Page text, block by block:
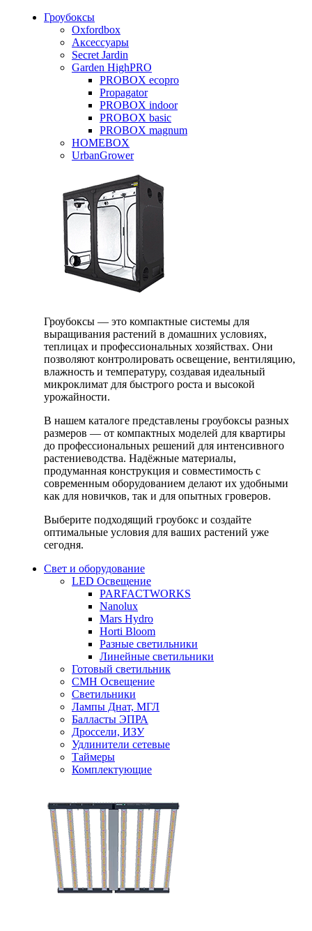
Гроубоксы
Oxfordbox
Аксессуары
Secret Jardin
Garden HighPRO
PROBOX ecopro
Propagator
PROBOX indoor
PROBOX basic
PROBOX magnum
HOMEBOX
UrbanGrower
Гроубоксы — это компактные системы для
выращивания растений в домашних условиях,
теплицах и профессиональных хозяйствах. Они
позволяют контролировать освещение, вентиляцию,
влажность и температуру, создавая идеальный
микроклимат для быстрого роста и высокой
урожайности.
В нашем каталоге представлены гроубоксы разных
размеров — от компактных моделей для квартиры
до профессиональных решений для интенсивного
растениеводства. Надёжные материалы,
продуманная конструкция и совместимость с
современным оборудованием делают их удобными
как для новичков, так и для опытных гроверов.
Выберите подходящий гроубокс и создайте
оптимальные условия для ваших растений уже
сегодня.
Свет и оборудование
LED Освещение
PARFACTWORKS
Nanolux
Mars Hydro
Horti Bloom
Разные светильники
Линейные светильники
Готовый светильник
CMH Освещение
Светильники
Лампы Днат, МГЛ
Балласты ЭПРА
Дроссели, ИЗУ
Удлинители сетевые
Таймеры
Комплектующие